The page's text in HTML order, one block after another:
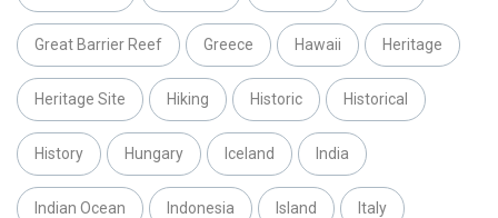
Great Barrier Reef Greece Hawaii Heritage
Heritage Site Hiking Historic Historical
History Hungary Iceland India
Indian Ocean Indonesia Island Italy